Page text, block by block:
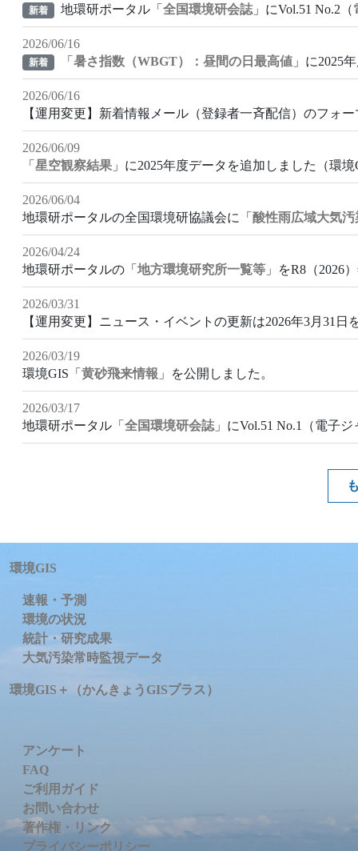
新着 地環研ポータル「 全国環境研会誌」にVol.51 No.2
2026/06/16
新着 「 暑さ指数（WBGT）：昼間の日最高値」に2025
2026/06/16
【運用変更】新着情報メール（登録者一斉配信）のフォ
2026/06/09
「 星空観察結果 」に2025年度データを追加しました（環
2026/06/04
地環研ポータルの全国環境研協議会に「 酸性雨広域大気
2026/04/24
地環研ポータルの「 地方環境研究所一覧等 」をR8（2026
2026/03/31
【運用変更】ニュース・イベントの更新は2026年3月31日
2026/03/19
環境GIS「 黄砂飛来情報 」を公開しました。
2026/03/17
地環研ポータル「 全国環境研会誌 」にVol.51 No.1（電子
環境GIS
速報・予測
環境の状況
統計・研究成果
大気汚染常時監視データ
環境GIS＋（かんきょうGISプラス）
アンケート
FAQ
ご利用ガイド
お問い合わせ
著作権・リンク
プライバシーポリシー